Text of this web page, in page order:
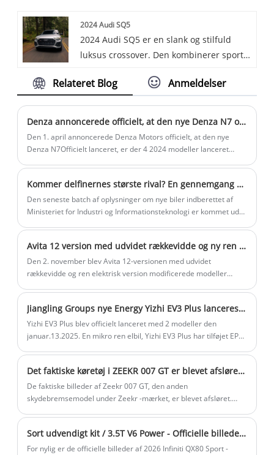
segment.
Priced $37,400-$42,600, the 2024 Audi Q3
offers a comfortable ride and modern
tech but less cargo space.
2024 Audi SQ5
2024 Audi SQ5 er en slank og stilfuld
luksus crossover. Den kombinerer sporty
højteknologisk interiør. Drevet af en
fremragende håndtering. Med sine
avancerede funktioner og førsteklasses
finish er Q5 Sportback et godt valg for
dem, der søger en kombination af
ydeevne og luksus.
Relateret Blog Anmeldelser
Denza annoncerede officielt, at den nye Denza N7 officielt blev lanceret
Den 1. april annoncerede Denza Motors officielt, at den nye
Denza N7Officielt lanceret, er der 4 2024 modeller lanceret
luftaffjedring, hjulophængslogo og bagsædets elektriske
justering. Rækkevidden er blevet tilføjet til de tidligere 630 km og
702 km af en 550 km model. Giv dig flere valgmuligheder.
Kommer delfinernes største rival? En gennemgang af Industri- og Informationsministeriets nye biler
Den seneste batch af oplysninger om nye biler indberettet af
Ministeriet for Industri og Informationsteknologi er kommet ud
der er værd at være opmærksomme på.
Avita 12 version med udvidet rækkevidde og ny ren elektrisk version lanceret
Den 2. november blev Avita 12-versionen med udvidet
rækkevidde og ren elektrisk version modificerede modeller
Jiangling Groups nye Energy Yizhi EV3 Plus lanceres officielt
Yizhi EV3 Plus blev officielt lanceret med 2 modeller den
januar.13.2025. En mikro ren elbil, Yizhi EV3 Plus har tilføjet EPB
er motorens maksimale effekt 50 kW, og effektpræstation
forbedres med 35%.
Det faktiske køretøj i ZEEKR 007 GT er blevet afsløret, og det kommer standard med Haohan Intelligent Driving 2.0 -systemet over hele lineup.
De faktiske billeder af Zeekr 007 GT, den anden
skydebremsemodel under Zeekr -mærket, er blevet afsløret.
Sort udvendigt kit / 3.5T V6 Power - Officielle billeder af 2026 Infiniti QX80 Sport -version
For nylig er de officielle billeder af 2026 Infiniti QX80 Sport -